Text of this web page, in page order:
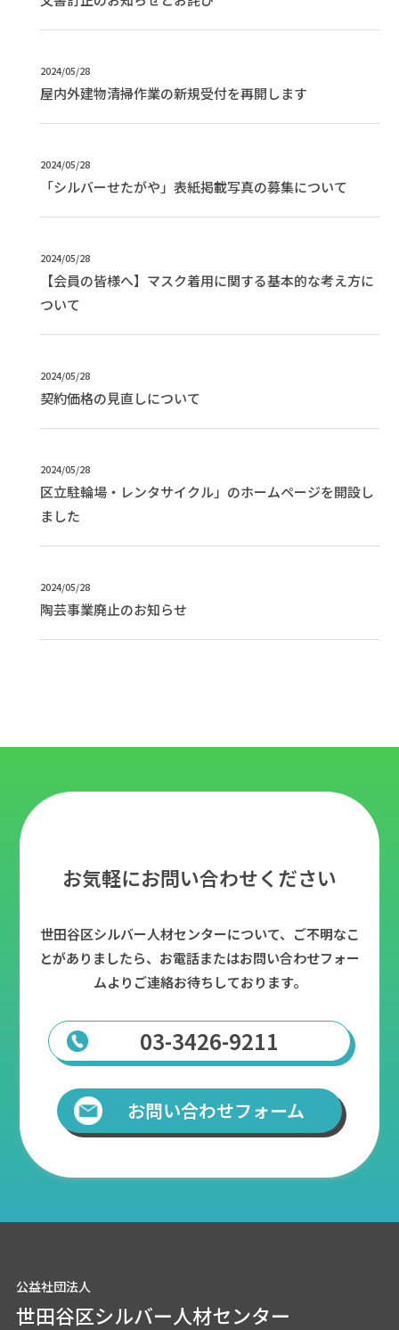
2024/05/28
屋内外建物清掃作業の新規受付を再開します
2024/05/28
「シルバーせたがや」表紙掲載写真の募集について
2024/05/28
【会員の皆様へ】マスク着用に関する基本的な考え方に
ついて
2024/05/28
契約価格の見直しについて
2024/05/28
区立駐輪場・レンタサイクル」のホームページを開設し
ました
2024/05/28
陶芸事業廃止のお知らせ
お気軽にお問い合わせください
世田谷区シルバー人材センターについて、ご不明なこ
とがありましたら、 お電話またはお問い合わせフォー
ムよりご連絡お待ちしております。
03-3426-9211
お問い合わせフォーム
公益社団法人
世田谷区シルバー人材センター